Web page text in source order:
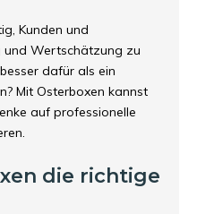
Kunden und
und Wertschätzung zu
dafür als ein
Mit Osterboxen kannst
auf professionelle
die richtige